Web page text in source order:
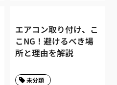
エアコン取り付け、こ
こNG！避けるべき場
所と理由を解説
未分類